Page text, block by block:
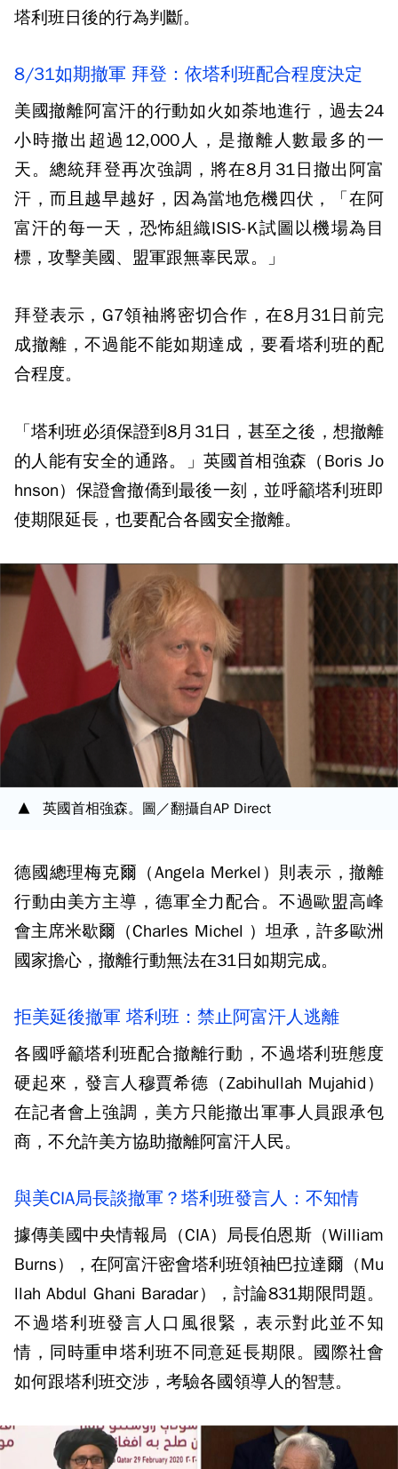
塔利班日後的行為判斷。
8/31如期撤軍 拜登：依塔利班配合程度決定
美國撤離阿富汗的行動如火如荼地進行，過去24
小時撤出超過12,000人，是撤離人數最多的一
天。總統拜登再次強調，將在8月31日撤出阿富
汗，而且越早越好，因為當地危機四伏，「在阿
富汗的每一天，恐怖組織ISIS-K試圖以機場為目
標，攻擊美國、盟軍跟無辜民眾。」
拜登表示，G7領袖將密切合作，在8月31日前完
成撤離，不過能不能如期達成，要看塔利班的配
合程度。
「塔利班必須保證到8月31日，甚至之後，想撤離
的人能有安全的通路。」英國首相強森（Boris Jo
hnson）保證會撤僑到最後一刻，並呼籲塔利班即
使期限延長，也要配合各國安全撤離。
英國首相強森。圖／翻攝自AP Direct
德國總理梅克爾（Angela Merkel）則表示，撤離
行動由美方主導，德軍全力配合。不過歐盟高峰
會主席米歇爾（Charles Michel ）坦承，許多歐洲
國家擔心，撤離行動無法在31日如期完成。
拒美延後撤軍 塔利班：禁止阿富汗人逃離
各國呼籲塔利班配合撤離行動，不過塔利班態度
硬起來，發言人穆賈希德（Zabihullah Mujahid）
在記者會上強調，美方只能撤出軍事人員跟承包
商，不允許美方協助撤離阿富汗人民。
與美CIA局長談撤軍？塔利班發言人：不知情
據傳美國中央情報局（CIA）局長伯恩斯（William
Burns），在阿富汗密會塔利班領袖巴拉達爾（Mu
llah Abdul Ghani Baradar），討論831期限問題。
不過塔利班發言人口風很緊，表示對此並不知
情，同時重申塔利班不同意延長期限。國際社會
如何跟塔利班交涉，考驗各國領導人的智慧。